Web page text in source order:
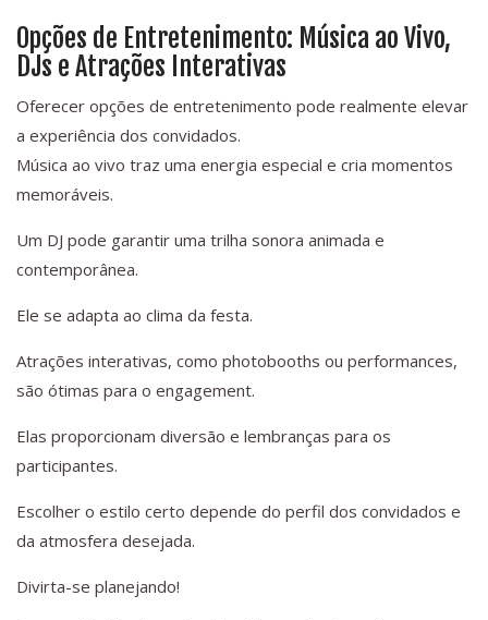
Opções de Entretenimento: Música ao Vivo,
DJs e Atrações Interativas
Oferecer opções de entretenimento pode realmente elevar
a experiência dos convidados.
Música ao vivo traz uma energia especial e cria momentos
memoráveis.
Um DJ pode garantir uma trilha sonora animada e
contemporânea.
Ele se adapta ao clima da festa.
Atrações interativas, como photobooths ou performances,
são ótimas para o engagement.
Elas proporcionam diversão e lembranças para os
participantes.
Escolher o estilo certo depende do perfil dos convidados e
da atmosfera desejada.
Divirta-se planejando!